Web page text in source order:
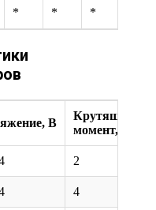
* * *
В
Крутящий
момент, Hм
2
4